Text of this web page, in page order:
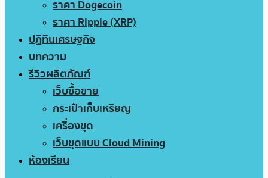
ราคา Dogecoin
ราคา Ripple (XRP)
ปฏิทินเศรษฐกิจ
บทความ
รีวิวผลิตภัณฑ์
เว็บซื้อขาย
กระเป๋าเก็บเหรียญ
เครื่องขุด
เว็บขุดแบบ Cloud Mining
ห้องเรียน